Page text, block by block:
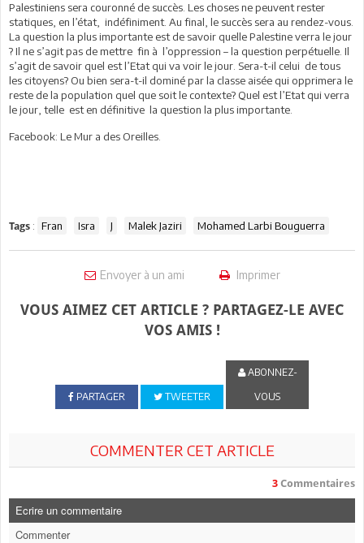
Palestiniens sera couronné de succès. Les choses ne peuvent rester
statiques, en l’état, indéfiniment. Au final, le succès sera au rendez-vous.
La question la plus importante est de savoir quelle Palestine verra le jour
? Il ne s’agit pas de mettre fin à l’oppression – la question perpétuelle. Il
s’agit de savoir quel est l’Etat qui va voir le jour. Sera-t-il celui de tous
les citoyens? Ou bien sera-t-il dominé par la classe aisée qui opprimera le
reste de la population quel que soit le contexte? Quel est l’Etat qui verra
le jour, telle est en définitive la question la plus importante.
Facebook: Le Mur a des Oreilles.
Tags : Fran Isra J Malek Jaziri Mohamed Larbi Bouguerra
Envoyer à un ami Imprimer
VOUS AIMEZ CET ARTICLE ? PARTAGEZ-LE AVEC
VOS AMIS !
PARTAGER TWEETER
ABONNEZ-
VOUS
COMMENTER CET ARTICLE
3 Commentaires
Ecrire un commentaire
Commenter